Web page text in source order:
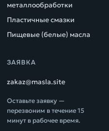
металлообработки
Пластичные смазки
Пищевые (белые) масла
ЗАЯВКА
zakaz@masla.site
Оставьте заявку —
перезвоним в течение 15
минут в рабочее время.